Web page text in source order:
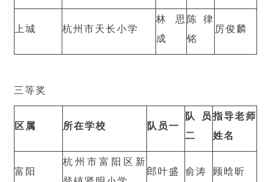
上城 杭州市天长小学
林思
成
陈律
铭
厉俊麟
三等奖
区属 所在学校 队员一
队员
二
指导老师
姓名
富阳
杭州市富阳区新
郎叶盛 俞涛 顾晗昕